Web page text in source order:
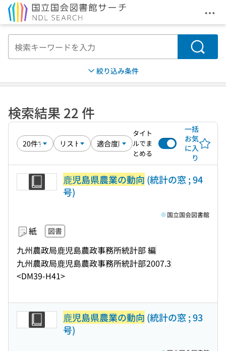
メ
検索
絞り込み条件
検索結果 22 件
タイト
ルでま
とめる
一括
お気
に入
り
鹿児島県農業の動向 (統計の窓 ; 94
号)
紙 図書
九州農政局鹿児島農政事務所統計部 編
九州農政局鹿児島農政事務所統計部2007.3
<DM39-H41>
国立国会図書館
鹿児島県農業の動向 (統計の窓 ; 93
号)